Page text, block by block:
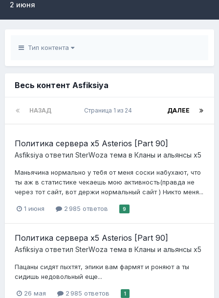
2 июня
Тип контента
Весь контент Asfiksiya
НАЗАД ДАЛЕЕ
Страница 1 из 24
Политика сервера x5 Asterios [Part 90]
Asfiksiya ответил StеrWоzа тема в Кланы и альянсы x5
Маньячина нормально у тебя от меня соски набухают, что
ты аж в статистике чекаешь мою активность(правда не
через тот сайт, вот держи нормальный сайт ) Никто меня...
1 июня 2 985 ответов 9
Политика сервера x5 Asterios [Part 90]
Asfiksiya ответил StеrWоzа тема в Кланы и альянсы x5
Пацаны сидят пыхтят, эпики вам фармят и роняют а ты
сидишь недовольный еще...
26 мая 2 985 ответов 1